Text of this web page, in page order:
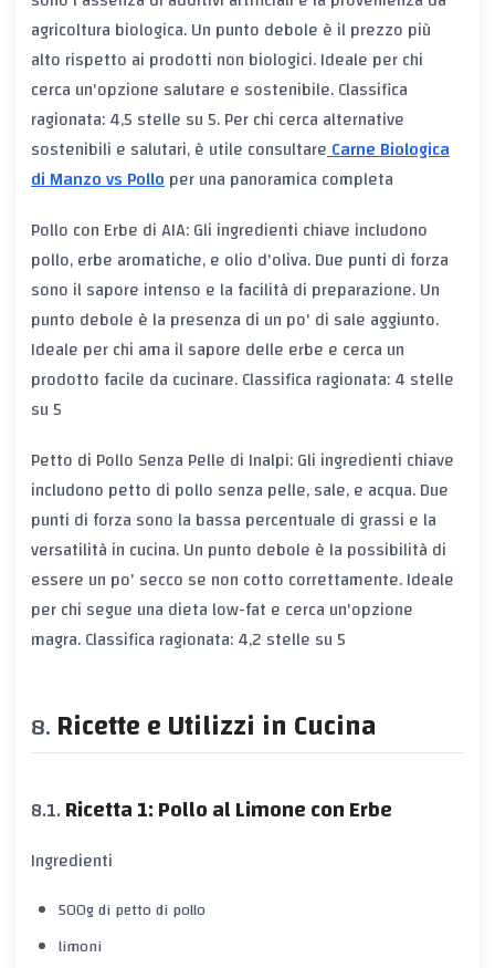
agricoltura biologica. Un punto debole è il prezzo più
alto rispetto ai prodotti non biologici. Ideale per chi
cerca un'opzione salutare e sostenibile. Classifica
ragionata: 4,5 stelle su 5. Per chi cerca alternative
sostenibili e salutari, è utile consultareCarne Biologica
di Manzo vs Polloper una panoramica completa
Pollo con Erbe di AIA: Gli ingredienti chiave includono
pollo, erbe aromatiche, e olio d'oliva. Due punti di forza
sono il sapore intenso e la facilità di preparazione. Un
punto debole è la presenza di un po' di sale aggiunto.
Ideale per chi ama il sapore delle erbe e cerca un
prodotto facile da cucinare. Classifica ragionata: 4 stelle
su 5
Petto di Pollo Senza Pelle di Inalpi: Gli ingredienti chiave
includono petto di pollo senza pelle, sale, e acqua. Due
punti di forza sono la bassa percentuale di grassi e la
versatilità in cucina. Un punto debole è la possibilità di
essere un po' secco se non cotto correttamente. Ideale
per chi segue una dieta low-fat e cerca un'opzione
magra. Classifica ragionata: 4,2 stelle su 5
Ricette e Utilizzi in Cucina
Ricetta 1: Pollo al Limone con Erbe
Ingredienti
500g di petto di pollo
limoni